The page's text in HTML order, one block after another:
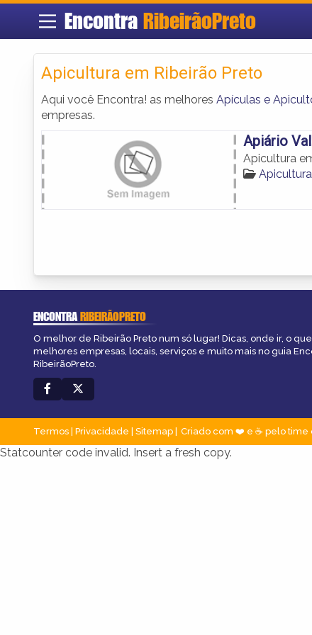
Encontra RibeirãoPreto
Apicultura em Ribeirão Preto
Aqui você Encontra! as melhores Apículas e
empresas.
Apiário
Apicultura
ENCONTRARIBEIRÃOPRETO
O melhor de Ribeirão Preto num só lugar! Dicas, onde ir, o
melhores empresas, locais, serviços e muito mais no guia
RibeirãoPreto.
Termos | Privacidade | Sitemap Criado com ❤️ e ☕ pelo time
Statcounter code invalid. Insert a fresh copy.